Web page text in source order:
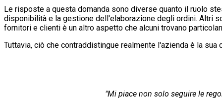
Le risposte a questa domanda sono diverse quanto il ruolo
disponibilità e la gestione dell'elaborazione degli ordini. Altri
fornitori e clienti è un altro aspetto che alcuni trovano
Tuttavia, ciò che contraddistingue realmente l'azienda è la
"Mi piace non solo seguire le